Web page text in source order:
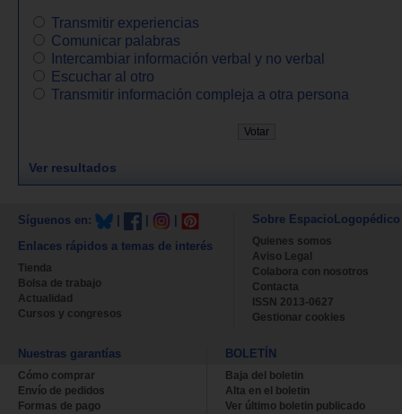
Transmitir experiencias
Comunicar palabras
Intercambiar información verbal y no verbal
Escuchar al otro
Transmitir información compleja a otra persona
Ver resultados
Síguenos en:
Enlaces rápidos a temas de interés
Tienda
Bolsa de trabajo
Actualidad
Cursos y congresos
Sobre EspacioLogopédico
Quienes somos
Aviso Legal
Colabora con nosotros
Contacta
ISSN 2013-0627
Gestionar cookies
Nuestras garantías
Cómo comprar
Envío de pedidos
Formas de pago
BOLETÍN
Baja del boletin
Alta en el boletin
Ver último boletin publicado